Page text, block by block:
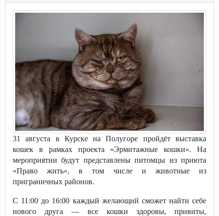
31 августа в Курске на Полугоре пройдёт выставка
кошек в рамках проекта «Эрмитажные кошки». На
мероприятии будут представлены питомцы из приюта
«Право жить», в том числе и животные из
приграничных районов.
С 11:00 до 16:00 каждый желающий сможет найти себе
нового друга — все кошки здоровы, привиты,